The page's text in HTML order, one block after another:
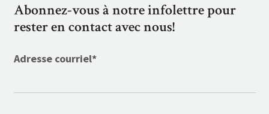
Abonnez-vous à notre infolettre pour
rester en contact avec nous!
Adresse courriel*